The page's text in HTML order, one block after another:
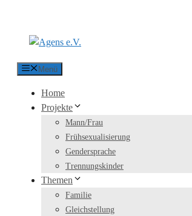
Menü
Home
Projekte
Mann/Frau
Frühsexualisierung
Gendersprache
Trennungskinder
Themen
Familie
Gleichstellung